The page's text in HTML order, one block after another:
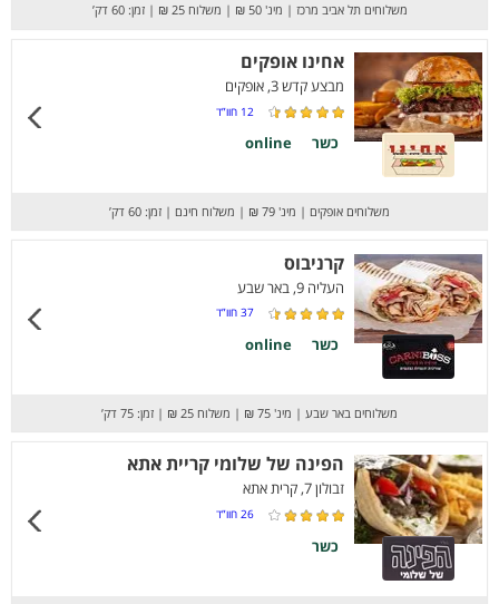
משלוחים תל אביב מרכז | מינ' 50 ₪ | משלוח 25 ₪ | זמן: 60 דק’
אחינו אופקים
מבצע קדש 3, אופקים
12 חוו”ד
כשר online
משלוחים אופקים | מינ' 79 ₪ | משלוח חינם | זמן: 60 דק’
קרניבוס
העליה 9, באר שבע
37 חוו”ד
כשר online
משלוחים באר שבע | מינ' 75 ₪ | משלוח 25 ₪ | זמן: 75 דק’
הפינה של שלומי קריית אתא
זבולון 7, קרית אתא
26 חוו”ד
כשר